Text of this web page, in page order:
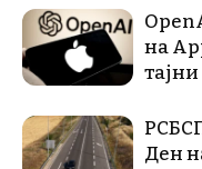
на
тајни
Ден